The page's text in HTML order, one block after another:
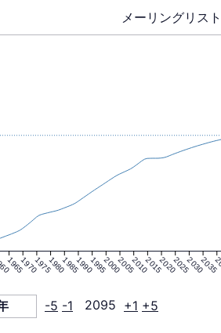
メーリングリスト
196519701975198019851990199520002005201020152020202520302035
-5 -1 2095 +1 +5